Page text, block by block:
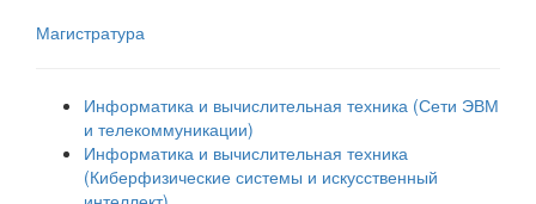
Магистратура
Информатика и вычислительная техника (Сети ЭВМ
и телекоммуникации)
Информатика и вычислительная техника
(Киберфизические системы и искусственный